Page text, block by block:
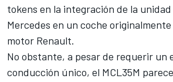
tokens en la integración de la
Mercedes en un coche
motor Renault.
No obstante, a pesar de requerir un
conducción único, el MCL35M